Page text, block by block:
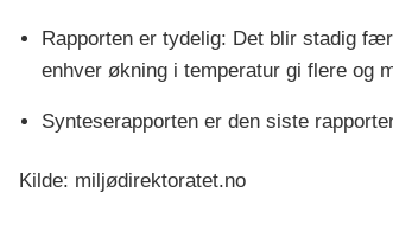
Rapporten er tydelig: Det blir stadig
enhver økning i temperatur gi flere og
Synteserapporten er den siste
Kilde: miljødirektoratet.no